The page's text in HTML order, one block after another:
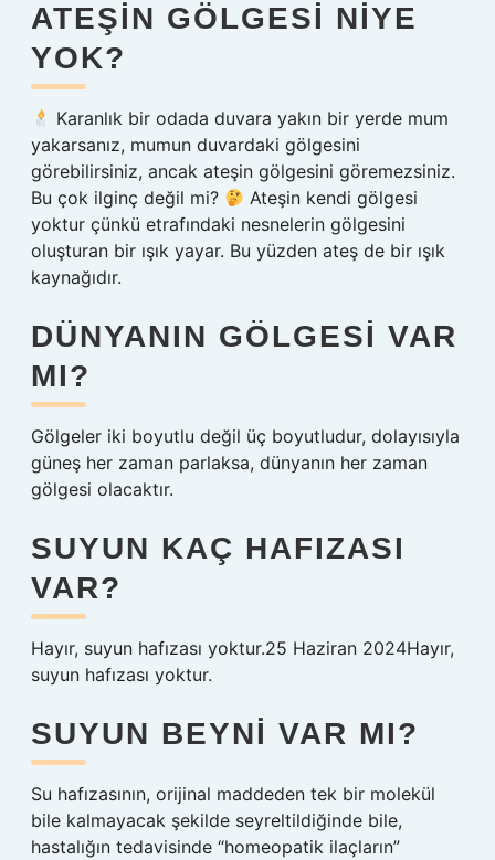
ATEŞIN GÖLGESI NIYE
YOK?
Karanlık bir odada duvara yakın bir yerde mum
yakarsanız, mumun duvardaki gölgesini
görebilirsiniz, ancak ateşin gölgesini göremezsiniz.
Bu çok ilginç değil mi?
Ateşin kendi gölgesi
yoktur çünkü etrafındaki nesnelerin gölgesini
oluşturan bir ışık yayar. Bu yüzden ateş de bir ışık
kaynağıdır.
DÜNYANIN GÖLGESI VAR
MI?
Gölgeler iki boyutlu değil üç boyutludur, dolayısıyla
güneş her zaman parlaksa, dünyanın her zaman
gölgesi olacaktır.
SUYUN KAÇ HAFIZASI
VAR?
Hayır, suyun hafızası yoktur.25 Haziran 2024Hayır,
suyun hafızası yoktur.
SUYUN BEYNI VAR MI?
Su hafızasının, orijinal maddeden tek bir molekül
bile kalmayacak şekilde seyreltildiğinde bile,
hastalığın tedavisinde “homeopatik ilaçların”